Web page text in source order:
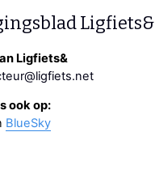
Ligfiets&
Ligfiets&
ook op:
BlueSky